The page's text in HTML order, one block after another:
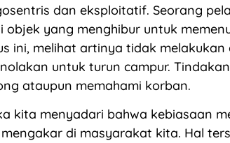
dan eksploitatif. Seorang
yang menghibur untuk
ini, melihat artinya tidak melakukan
untuk turun campur.
ataupun memahami korban.
kita menyadari bahwa kebiasaan
di masyarakat kita. Hal